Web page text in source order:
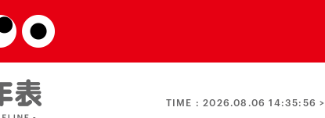
TIME :2026.08.06 14:35:57 >